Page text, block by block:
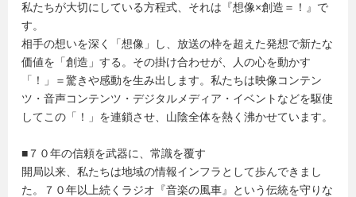
私たちが大切にしている方程式、それは『想像×創造＝！』で
す。
相手の想いを深く「想像」し、放送の枠を超えた発想で新たな
価値を「創造」する。その掛け合わせが、人の心を動かす
「！」＝驚きや感動を生み出します。私たちは映像コンテン
ツ・音声コンテンツ・デジタルメディア・イベントなどを駆使
してこの「！」を連鎖させ、山陰全体を熱く沸かせています。
■７０年の信頼を武器に、常識を覆す
開局以来、私たちは地域の情報インフラとして歩んできまし
た。７０年以上続くラジオ『音楽の風車』という伝統を守りな